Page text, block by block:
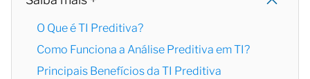
O Que é TI Preditiva?
Como Funciona a Análise Preditiva em TI?
Principais Benefícios da TI Preditiva